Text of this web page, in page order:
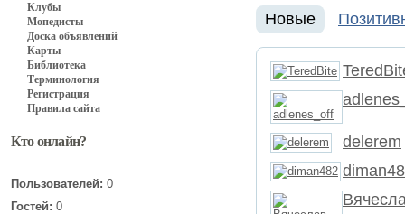
Клубы
Мопедисты
Доска объявлений
Карты
Библиотека
Терминология
Регистрация
Правила сайта
Кто онлайн?
Пользователей: 0
Гостей: 0
Новые
delerem